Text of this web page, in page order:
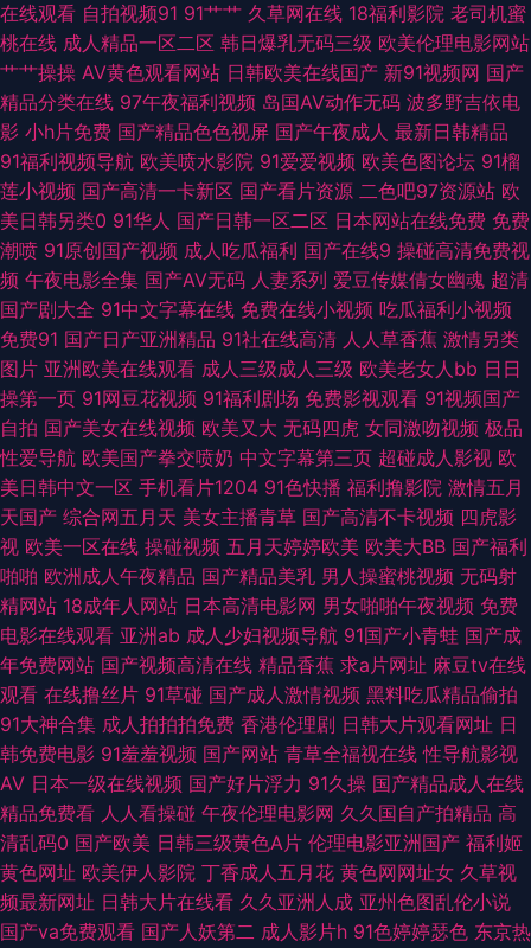
航 欧美操穴网 久久这里只有精品23 影音先锋18AV资源 A片黄色网址 美女看
片 亚洲骚逼网 国产91看片婬黄大片 色悠悠成人网 91视频国产网址 国产美女
A区小视频 东方影库四虎AV 日本伦理在线观看 91处女在线 wwwc男人天堂
日韩无码不卡的 91伊人超碰在线 九九视频1国 先锋影音资源女人网 91熟女
喷水 精品国产久久黄色 丝袜视频 91九色首页绿帽 欧美日韩久久网 91刺激牛
牛 国产14页 青青草麻豆九色视频 91TV澳洲 国产精品成人久久 日韩中文亚
洲丝袜综合 91久久豆花 福利社老司机69 午夜成人精品视频在线 97总资源
欧美日韩成人另类 1024在线国产在线 99无码超碰 久久的插口免费的视频 先
锋资源av中文字幕 超碰99爱按摩 日本成人内射 91麻豆传媒三区 国产精品色
约约约约约 午夜成人精品一区 91色色小视频下载 国产原创自偷自拍系列 影
音先锋中文字幕18 国产视频一列表一17 色色综合网免费观看 91美女内射网
站 国产黑丝视频 日韩网址入口 91精品手机9 国产精品综合网 91Ncom影院
黑人妖肏逼 探花视频网址 91色色视频在线观看 污视频在线观看网址 国产人
妻网站 探花网站 91免费精品 九九色热 91区块涩 91精东传媒网站 国产91AV
在线播放 日韩91 91love海角熟女 海角av勾搭在线 后入高跟国产自拍 久草福
利视频欧美日韩 久久草电影 少妇品精高潮 操碰人人 肏屄免费看晚间 日本综
在线观看 自拍视频91 91艹艹 久草网在线 18福利影院 老司机蜜
桃在线 成人精品一区二区 韩日爆乳无码三级 欧美伦理电影网站
艹艹操操 AV黄色观看网站 日韩欧美在线国产 新91视频网 国产
精品分类在线 97午夜福利视频 岛国AV动作无码 波多野吉依电
影 小h片免费 国产精品色色视屏 国产午夜成人 最新日韩精品
91福利视频导航 欧美喷水影院 91爱爱视频 欧美色图论坛 91榴
莲小视频 国产高清一卡新区 国产看片资源 二色吧97资源站 欧
美日韩另类0 91华人 国产日韩一区二区 日本网站在线免费 免费
潮喷 91原创国产视频 成人吃瓜福利 国产在线9 操碰高清免费视
频 午夜电影全集 国产AV无码 人妻系列 爱豆传媒倩女幽魂 超清
国产剧大全 91中文字幕在线 免费在线小视频 吃瓜福利小视频
免费91 国产日产亚洲精品 91社在线高清 人人草香蕉 激情另类
图片 亚洲欧美在线观看 成人三级成人三级 欧美老女人bb 日日
操第一页 91网豆花视频 91福利剧场 免费影视观看 91视频国产
自拍 国产美女在线视频 欧美又大 无码四虎 女同激吻视频 极品
性爱导航 欧美国产拳交喷奶 中文字幕第三页 超碰成人影视 欧
美日韩中文一区 手机看片1204 91色快播 福利撸影院 激情五月
天国产 综合网五月天 美女主播青草 国产高清不卡视频 四虎影
视 欧美一区在线 操碰视频 五月天婷婷欧美 欧美大BB 国产福利
啪啪 欧洲成人午夜精品 国产精品美乳 男人操蜜桃视频 无码射
精网站 18成年人网站 日本高清电影网 男女啪啪午夜视频 免费
电影在线观看 亚洲ab 成人少妇视频导航 91国产小青蛙 国产成
年免费网站 国产视频高清在线 精品香蕉 求a片网址 麻豆tv在线
观看 在线撸丝片 91草碰 国产成人激情视频 黑料吃瓜精品偷拍
91大神合集 成人拍拍拍免费 香港伦理剧 日韩大片观看网址 日
韩免费电影 91羞羞视频 国产网站 青草全福视在线 性导航影视
AV 日本一级在线视频 国产好片浮力 91久操 国产精品成人在线
精品免费看 人人看操碰 午夜伦理电影网 久久国自产拍精品 高
清乱码0 国产欧美 日韩三级黄色A片 伦理电影亚洲国产 福利姬
黄色网址 欧美伊人影院 丁香成人五月花 黄色网网址女 久草视
频最新网址 日韩大片在线看 久久亚洲人成 亚州色图乱伦小说
国产va免费观看 国产人妖第二 成人影片h 91色婷婷瑟色 东京热